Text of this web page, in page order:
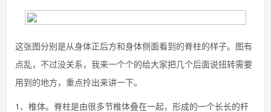
这张图分别是从身体正后方和身体侧面看到的脊柱的样子。图有
点乱，不过没关系，我来一个个的给大家把几个后面说扭转需要
用到的地方，重点拎出来讲一下。
1、椎体。脊柱是由很多节椎体叠在一起，形成的一个长长的杆